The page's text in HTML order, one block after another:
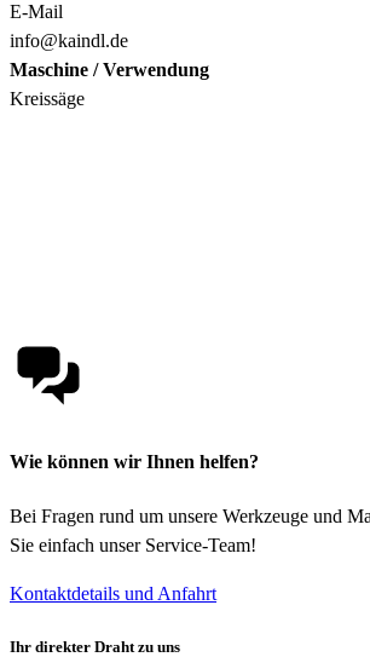
E-Mail
info@kaindl.de
Maschine / Verwendung
Kreissäge
Wie können wir Ihnen helfen?
Bei Fragen rund um unsere Werkzeuge und
Sie einfach unser Service-Team!
Kontaktdetails und Anfahrt
Ihr direkter Draht zu uns